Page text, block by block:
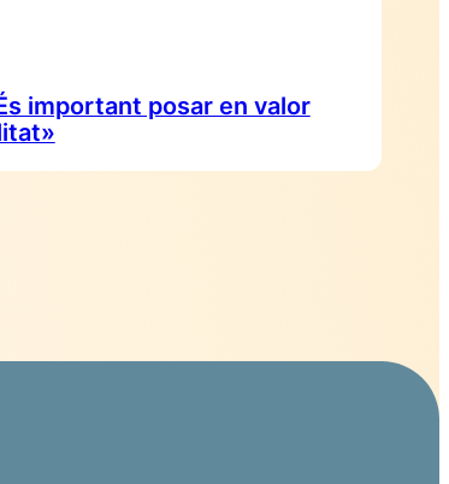
important posar en valor